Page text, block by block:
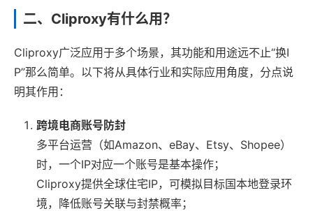
二、Cliproxy有什么用？
Cliproxy广泛应用于多个场景，其功能和用途远不止“换I
P”那么简单。以下将从具体行业和实际应用角度，分点说
明其作用：
跨境电商账号防封
多平台运营（如Amazon、eBay、Etsy、Shopee）
时，一个IP对应一个账号是基本操作；
Cliproxy提供全球住宅IP，可模拟目标国本地登录环
境，降低账号关联与封禁概率；